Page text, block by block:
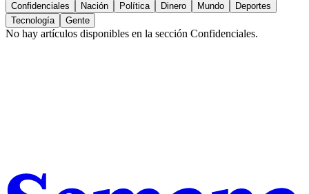
Confidenciales Nación Política Dinero Mundo
Deportes
Tecnología
Gente
No hay artículos disponibles en la sección Confidenciales.